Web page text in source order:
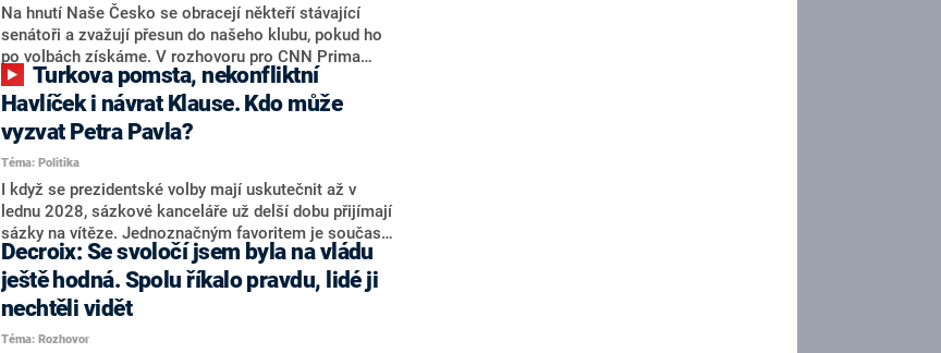
úmorná práce upozorňovat na chyby vlády. Ministři s
námi navíc nechodí do debat. Chceme ale ukazovat
svoje témata,“ odpověděl Grolich na dotaz CNN Prima
NEWS.
Na hnutí Naše Česko se obracejí někteří stávající
senátoři a zvažují přesun do našeho klubu, pokud ho
po volbách získáme. V rozhovoru pro CNN Prima
NEWS to řekl zakladatel hnutí a jihočeský hejtman
Martin Kuba. Konkrétní nebyl, ale získat by takto mohl
například senátora Zdeňka Hrabu, který je dnes
součástí klubu ODS a TOP 09. Hraba to na dotaz
redakce nevyloučil. Předseda klubu senátorů ODS
Zdeněk Nytra redakci řekl, že počítá s odchodem
některých senátorů z klubu a že Naše Česko není
nepřítel, ale soupeř.
Havlíček i návrat Klause. Kdo může
vyzvat Petra Pavla?
Téma: Politika
I když se prezidentské volby mají uskutečnit až v
lednu 2028, sázkové kanceláře už delší dobu přijímají
sázky na vítěze. Jednoznačným favoritem je současná
hlava státu Petr Pavel. Daleko za ním pak bookmakeři
zmiňují dva výrazné politiky ANO, tedy premiéra
Andreje Babiše a ministra průmyslu Karla Havlíčka.
Oblíbeným tipem samotných sázkařů je poslanec za
Motoristy Filip Turek. Politolog Jan Kubáček nicméně
Decroix: Se svoločí jsem byla na vládu
ještě hodná. Spolu říkalo pravdu, lidé ji
nechtěli vidět
Téma: Rozhovor